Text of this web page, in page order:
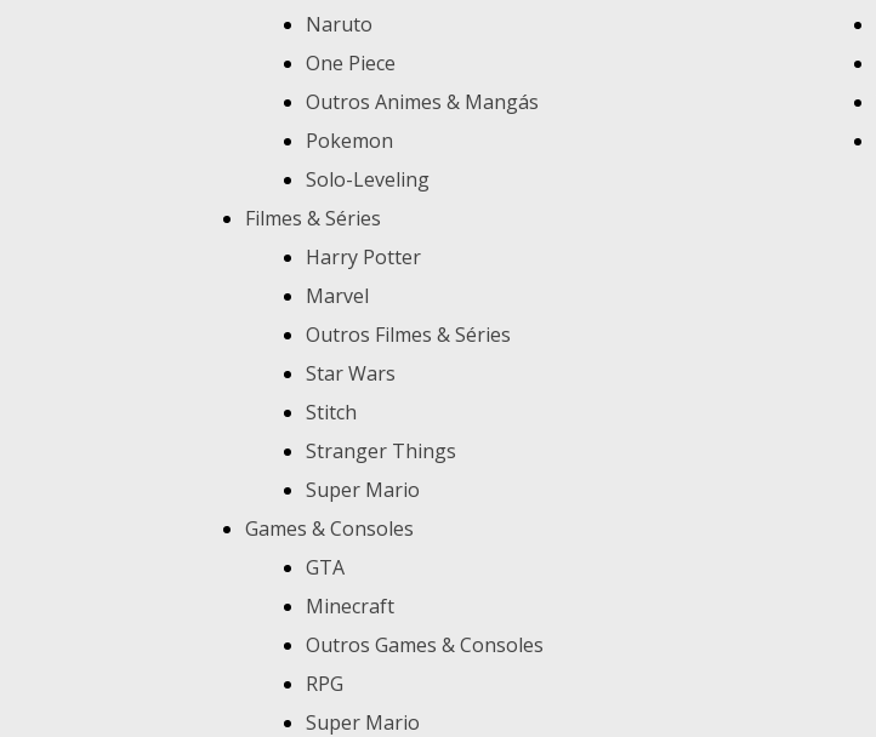
Naruto
One Piece
Outros Animes & Mangás
Pokemon
Solo-Leveling
Filmes & Séries
Harry Potter
Marvel
Outros Filmes & Séries
Star Wars
Stitch
Stranger Things
Super Mario
Games & Consoles
GTA
Minecraft
Outros Games & Consoles
RPG
Super Mario